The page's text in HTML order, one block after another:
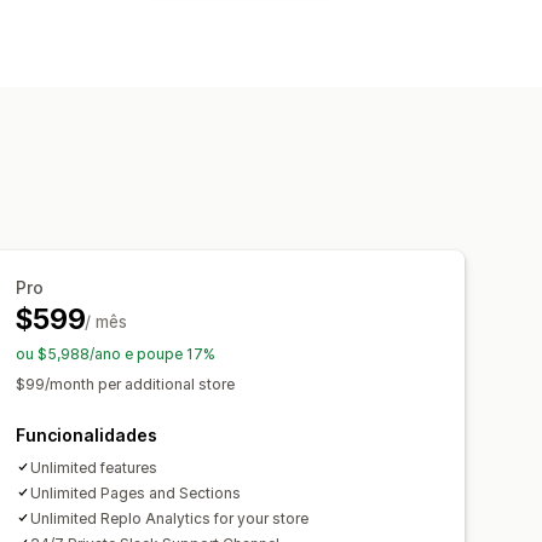
de páginas
personalizado
lento Análise de dados
Pro
$599/ mês
ou $5,988/ano e poupe 17%
$99/month per additional store
Funcionalidades
Unlimited features
Unlimited Pages and Sections
Unlimited Replo Analytics for your store